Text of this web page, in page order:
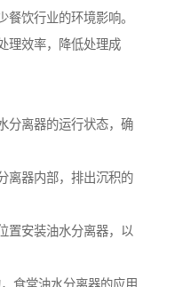
饮行业的环境影响。
理效率，降低处理成
分离器的运行状态，确
离器内部，排出沉积的
置安装油水分离器，以